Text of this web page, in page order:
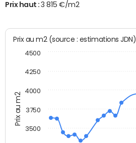
Prix haut :3 815 €/m2
Prix au m2
Prix au m2 (source : estimations JDN)
3500
3750
4000
4250
4500